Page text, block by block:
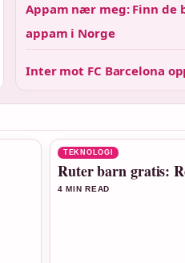
Appam nær meg: Finn de
appam i Norge
Inter mot FC Barcelona
TEKNOLOGI
Ruter barn gratis:
4 MIN READ